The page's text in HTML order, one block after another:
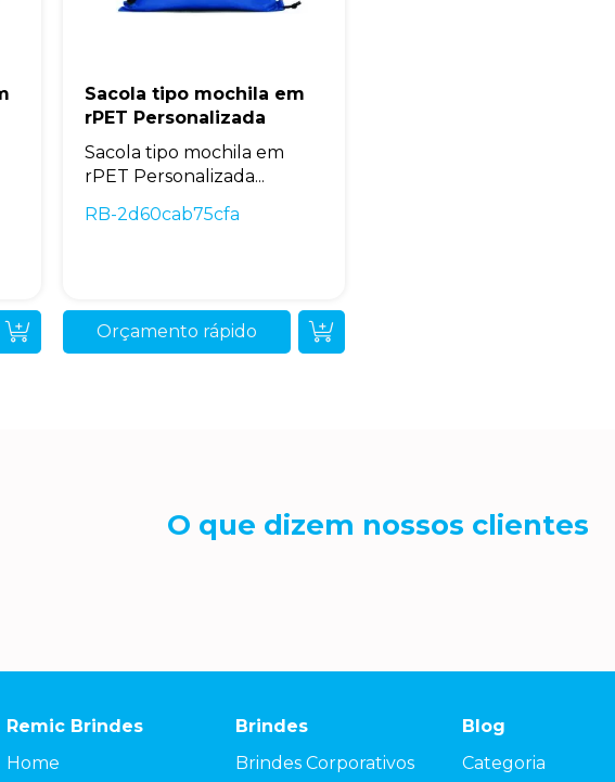
Sacola tipo mochila em
rPET Personalizada
Sacola tipo mochila em
rPET Personalizada...
RB-2d60cab75cfa
Orçamento rápido
O que dizem nossos clientes
Remic Brindes
Home
Brindes
Brindes Corporativos
Blog
Categoria